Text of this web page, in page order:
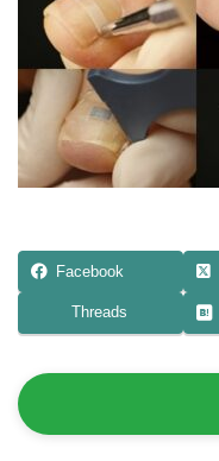
:
Facebook
Threads